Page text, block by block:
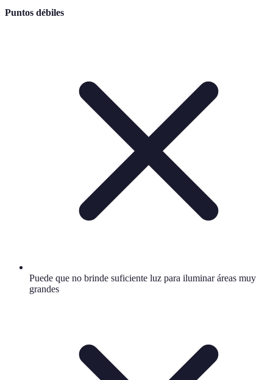
Puntos débiles
Puede que no brinde suficiente luz para iluminar áreas muy
grandes